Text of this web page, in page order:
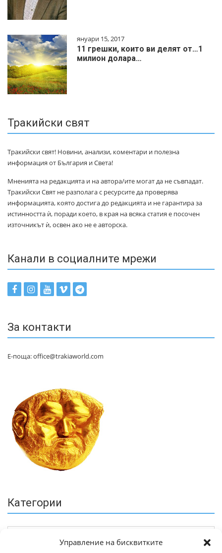
Управление на бисквитките
януари 15, 2017
11 грешки, които ви делят от…1
милиoн дoлapa…
Тракийски свят
Тракийски свят! Новини, анализи, коментари и полезна
информация от България и Света!
Мненията на редакцията и на автора/ите могат да не съвпадат.
Тракийски Свят не разполага с ресурсите да проверява
информацията, която достига до редакцията и не гарантира за
истинността ѝ, поради което, в края на всяка статия е посочен
източникът ѝ, освен ако не е авторска.
Канали в социалните мрежи
За контакти
Е-поща: office@trakiaworld.com
Категории